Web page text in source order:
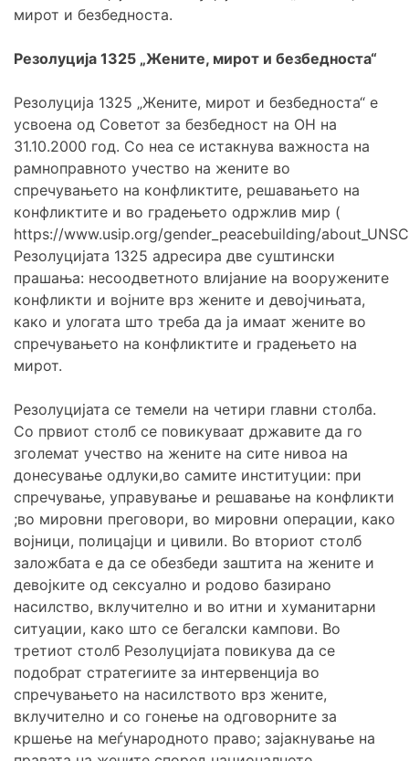
мирот и безбедноста.
Резолуција 1325 „Жените, мирот и безбедноста“
Резолуција 1325 „Жените, мирот и безбедноста“ е
усвоена од Советот за безбедност на ОН на
31.10.2000 год. Со неа се истакнува важноста на
рамноправното учество на жените во
спречувањето на конфликтите, решавањето на
конфликтите и во градењето одржлив мир (
https://www.usip.org/gender_peacebuilding/
Резолуцијата 1325 адресира две суштински
прашања: несоодветното влијание на вооружените
конфликти и војните врз жените и девојчињата,
како и улогата што треба да ја имаат жените во
спречувањето на конфликтите и градењето на
мирот.
Резолуцијата се темели на четири главни столба.
Со првиот столб се повикуваат државите да го
зголемат учество на жените на сите нивоа на
донесување одлуки,во самите институции: при
спречување, управување и решавање на конфликти
;во мировни преговори, во мировни операции, како
војници, полицајци и цивили. Во вториот столб
заложбата е да се обезбеди заштита на жените и
девојките од сексуално и родово базирано
насилство, вклучително и во итни и хуманитарни
ситуации, како што се бегалски кампови. Во
третиот столб Резолуцијата повикува да се
подобрат стратегиите за интервенција во
спречувањето на насилството врз жените,
вклучително и со гонење на одговорните за
кршење на меѓународното право; зајакнување на